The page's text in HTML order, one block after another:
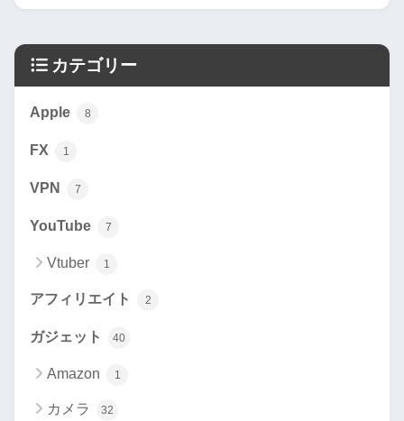
カテゴリー
Apple 8
FX 1
VPN 7
YouTube 7
Vtuber 1
アフィリエイト 2
ガジェット 40
Amazon 1
カメラ 32